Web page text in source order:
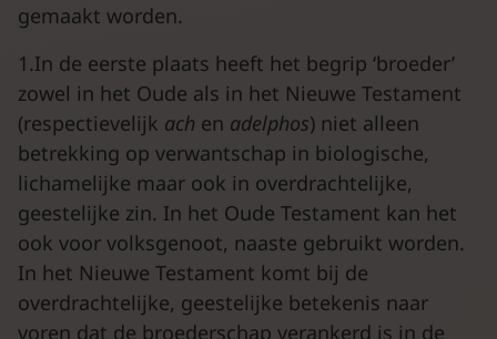
gemaakt worden.
1.In de eerste plaats heeft het begrip ‘broeder’
zowel in het Oude als in het Nieuwe Testament
(respectievelijk ach en adelphos) niet alleen
betrekking op verwantschap in biologische,
lichamelijke maar ook in overdrachtelijke,
geestelijke zin. In het Oude Testament kan het
ook voor volksgenoot, naaste gebruikt worden.
In het Nieuwe Testament komt bij de
overdrachtelijke, geestelijke betekenis naar
voren dat de broederschap verankerd is in de